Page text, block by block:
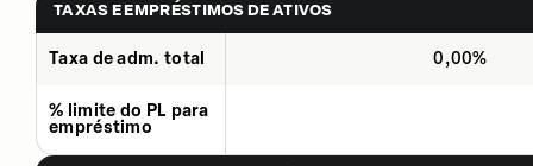
TAXAS E EMPRÉSTIMOS DE ATIVOS
Taxa de adm. total 0,00%
% limite do PL para
empréstimo